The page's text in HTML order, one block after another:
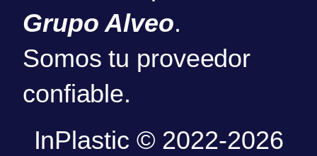
Grupo Alveo.
Somos tu proveedor
confiable.
InPlastic © 2022-2026